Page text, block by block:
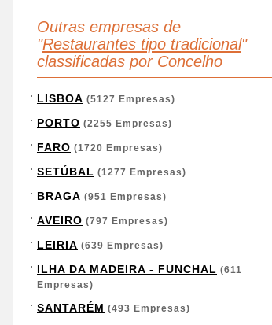
Outras empresas de
"Restaurantes tipo tradicional"
classificadas por Concelho
LISBOA (5127 Empresas)
PORTO (2255 Empresas)
FARO (1720 Empresas)
SETÚBAL (1277 Empresas)
BRAGA (951 Empresas)
AVEIRO (797 Empresas)
LEIRIA (639 Empresas)
ILHA DA MADEIRA - FUNCHAL (611
Empresas)
SANTARÉM (493 Empresas)